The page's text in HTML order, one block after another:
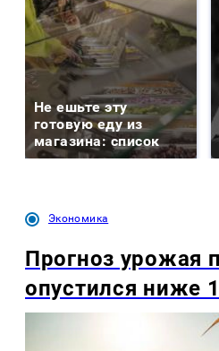
Не ешьте эту
готовую еду из
магазина: список
Экономика
Прогноз урожая
опустился ниже